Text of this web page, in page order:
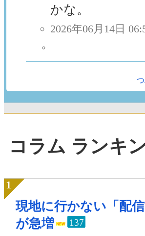
かな。
2026年06月14日
コラム ランキ
現地に行かない「配信
が急増
137